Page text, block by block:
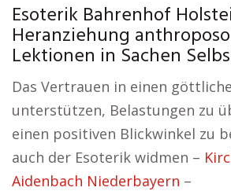
Esoterik Bahrenhof
Heranziehung
Lektionen in Sachen
Das Vertrauen in einen
unterstützen, Belastungen zu
einen positiven Blickwinkel zu
auch der Esoterik widmen –
Aidenbach Niederbayern –